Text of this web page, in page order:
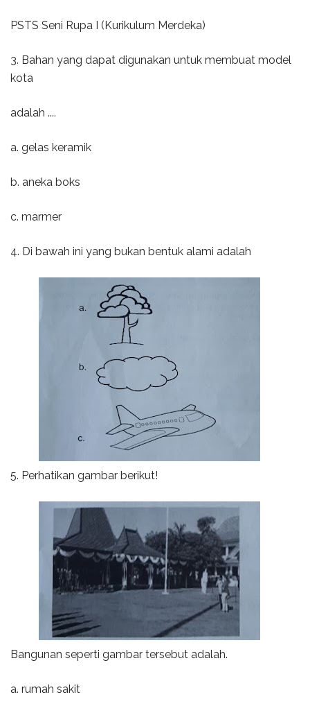
PSTS Seni Rupa I (Kurikulum Merdeka)
3. Bahan yang dapat digunakan untuk membuat model
kota
adalah ....
a. gelas keramik
b. aneka boks
c. marmer
4. Di bawah ini yang bukan bentuk alami adalah
5. Perhatikan gambar berikut!
Bangunan seperti gambar tersebut adalah.
a. rumah sakit